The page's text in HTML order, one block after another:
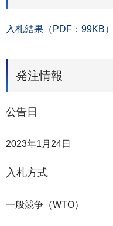
入札結果（PDF：99KB）
発注情報
公告日
2023年1月24日
入札方式
一般競争（WTO）